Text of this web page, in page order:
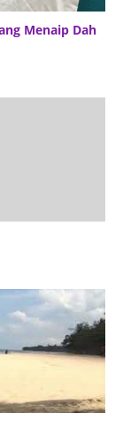
Menaip Dah